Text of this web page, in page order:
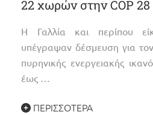
22 χωρών στην COP 28
Η Γαλλία και περίπου
υπέγραψαν δέσμευση για
πυρηνικής ενεργειακής
έως …
ΠΕΡΙΣΣΌΤΕΡΑ